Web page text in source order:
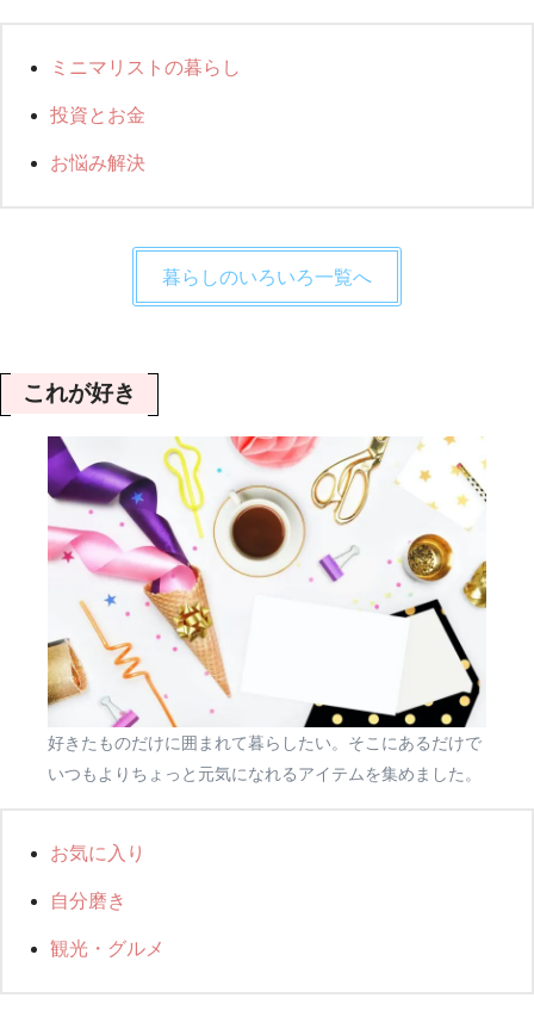
ミニマリストの暮らし
投資とお金
お悩み解決
暮らしのいろいろ一覧へ
これが好き
好きたものだけに囲まれて暮らしたい。そこにあるだけで
いつもよりちょっと元気になれるアイテムを集めました。
お気に入り
自分磨き
観光・グルメ